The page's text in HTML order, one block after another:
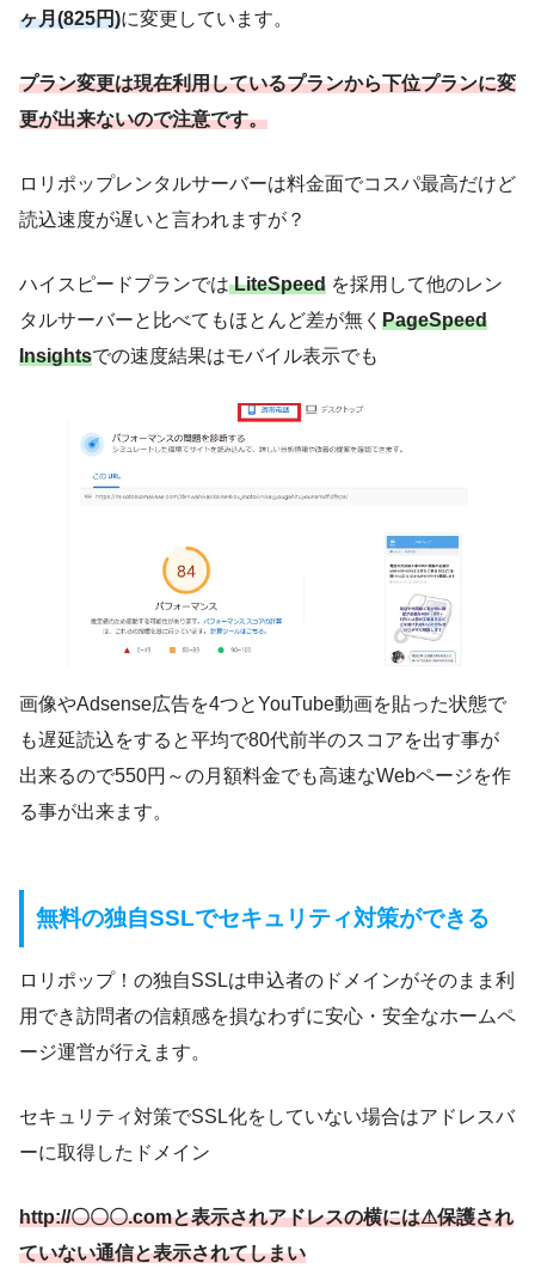
ヶ月(825円)に変更しています。
プラン変更は現在利用しているプランから下位プランに変
更が出来ないので注意です。
ロリポップレンタルサーバーは料金面でコスパ最高だけど
読込速度が遅いと言われますが？
ハイスピードプランではLiteSpeed を採用して他のレン
タルサーバーと比べてもほとんど差が無く PageSpeed
Insightsでの速度結果はモバイル表示でも
画像やAdsense広告を4つとYouTube動画を貼った状態で
も遅延読込をすると平均で80代前半のスコアを出す事が
出来るので550円～の月額料金でも高速なWebページを作
る事が出来ます。
無料の独自SSLでセキュリティ対策ができる
ロリポップ！の独自SSLは申込者のドメインがそのまま利
用でき訪問者の信頼感を損なわずに安心・安全なホームペ
ージ運営が行えます。
セキュリティ対策でSSL化をしていない場合はアドレスバ
ーに取得したドメイン
http://〇〇〇.comと表示されアドレスの横には⚠保護され
ていない通信と表示されてしまい